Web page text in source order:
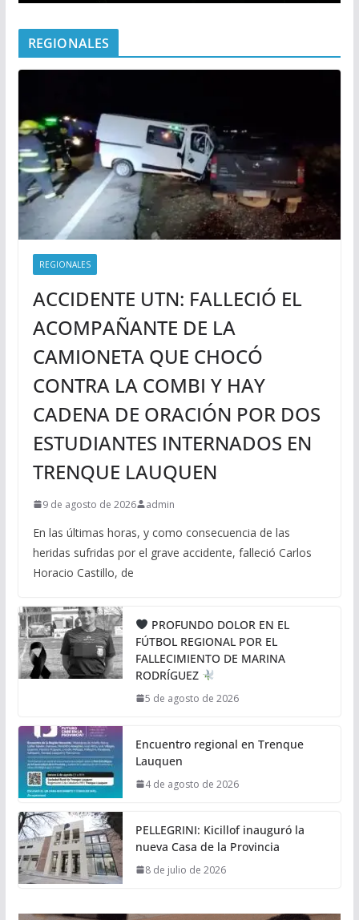
REGIONALES
REGIONALES
ACCIDENTE UTN: FALLECIÓ EL
ACOMPAÑANTE DE LA
CAMIONETA QUE CHOCÓ
CONTRA LA COMBI Y HAY
CADENA DE ORACIÓN POR DOS
ESTUDIANTES INTERNADOS EN
TRENQUE LAUQUEN
9 de agosto de 2026 admin
En las últimas horas, y como consecuencia de las
heridas sufridas por el grave accidente, falleció Carlos
Horacio Castillo, de
PROFUNDO DOLOR EN EL
FÚTBOL REGIONAL POR EL
FALLECIMIENTO DE MARINA
RODRÍGUEZ
5 de agosto de 2026
Encuentro regional en Trenque
Lauquen
4 de agosto de 2026
PELLEGRINI: Kicillof inauguró la
nueva Casa de la Provincia
8 de julio de 2026